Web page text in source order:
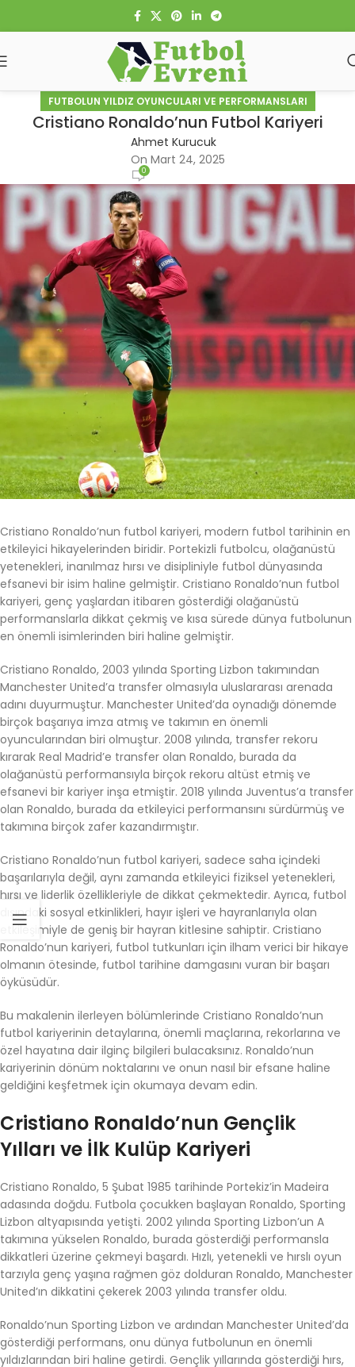
FUTBOLUN YILDIZ OYUNCULARI VE PERFORMANSLARI
Cristiano Ronaldo’nun Futbol Kariyeri
Ahmet Kurucuk
On Mart 24, 2025
0
Cristiano Ronaldo’nun futbol kariyeri, modern futbol tarihinin en
etkileyici hikayelerinden biridir. Portekizli futbolcu, olağanüstü
yetenekleri, inanılmaz hırsı ve disipliniyle futbol dünyasında
efsanevi bir isim haline gelmiştir. Cristiano Ronaldo’nun futbol
kariyeri, genç yaşlardan itibaren gösterdiği olağanüstü
performanslarla dikkat çekmiş ve kısa sürede dünya futbolunun
en önemli isimlerinden biri haline gelmiştir.
Cristiano Ronaldo, 2003 yılında Sporting Lizbon takımından
Manchester United’a transfer olmasıyla uluslararası arenada
adını duyurmuştur. Manchester United’da oynadığı dönemde
birçok başarıya imza atmış ve takımın en önemli
oyuncularından biri olmuştur. 2008 yılında, transfer rekoru
kırarak Real Madrid’e transfer olan Ronaldo, burada da
olağanüstü performansıyla birçok rekoru altüst etmiş ve
efsanevi bir kariyer inşa etmiştir. 2018 yılında Juventus’a transfer
olan Ronaldo, burada da etkileyici performansını sürdürmüş ve
takımına birçok zafer kazandırmıştır.
Cristiano Ronaldo’nun futbol kariyeri, sadece saha içindeki
başarılarıyla değil, aynı zamanda etkileyici fiziksel yetenekleri,
hırsı ve liderlik özellikleriyle de dikkat çekmektedir. Ayrıca, futbol
dışındaki sosyal etkinlikleri, hayır işleri ve hayranlarıyla olan
etkileşimiyle de geniş bir hayran kitlesine sahiptir. Cristiano
Ronaldo’nun kariyeri, futbol tutkunları için ilham verici bir hikaye
olmanın ötesinde, futbol tarihine damgasını vuran bir başarı
öyküsüdür.
Bu makalenin ilerleyen bölümlerinde Cristiano Ronaldo’nun
futbol kariyerinin detaylarına, önemli maçlarına, rekorlarına ve
özel hayatına dair ilginç bilgileri bulacaksınız. Ronaldo’nun
kariyerinin dönüm noktalarını ve onun nasıl bir efsane haline
geldiğini keşfetmek için okumaya devam edin.
Cristiano Ronaldo’nun Gençlik
Yılları ve İlk Kulüp Kariyeri
Cristiano Ronaldo, 5 Şubat 1985 tarihinde Portekiz’in Madeira
adasında doğdu. Futbola çocukken başlayan Ronaldo, Sporting
Lizbon altyapısında yetişti. 2002 yılında Sporting Lizbon’un A
takımına yükselen Ronaldo, burada gösterdiği performansla
dikkatleri üzerine çekmeyi başardı. Hızlı, yetenekli ve hırslı oyun
tarzıyla genç yaşına rağmen göz dolduran Ronaldo, Manchester
United’ın dikkatini çekerek 2003 yılında transfer oldu.
Ronaldo’nun Sporting Lizbon ve ardından Manchester United’da
gösterdiği performans, onu dünya futbolunun en önemli
yıldızlarından biri haline getirdi. Gençlik yıllarında gösterdiği hırs,